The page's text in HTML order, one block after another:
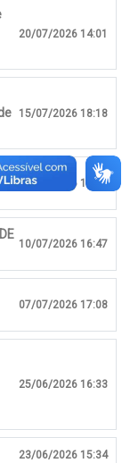
20/07/2026 14:01
15/07/2026 18:18
10/07/2026 16:50
10/07/2026 16:47
07/07/2026 17:08
25/06/2026 16:33
23/06/2026 15:34